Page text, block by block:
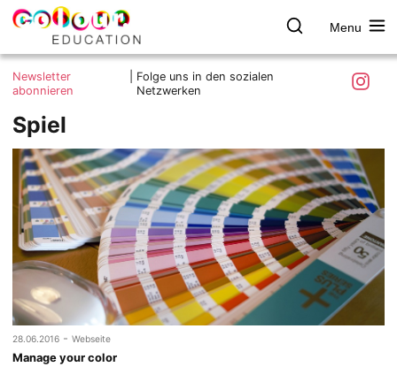
Skip
colour.education
Farbe
entdecken
Menu
Was ist colour.education?
Ziele und Mitmachen
Kontakt
Impressum
Datenschutzerklärung
Newsletter
abonnieren
Folge uns in den sozialen
Netzwerken
Spiel
28.06.2016 - Webseite
Manage your color